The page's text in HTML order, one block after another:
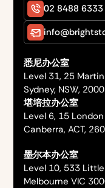
02 8488 6333
悉尼办公室
Level 31, 25
Sydney, NSW, 2000
堪培拉办公室
Level 6, 15
Canberra, ACT,
墨尔本办公室
Level 10, 533
Melbourne VIC